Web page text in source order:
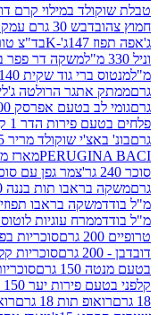
קרם דובדבן 86 גרם
דבש 30 גרם עמק חפר
טרולי
בד"צ טורינו טנטיישן
משקה דר פפר בקבוק 450מ"ל
גוד שקית 140 גרם
הרולטה ג'לי ענק 90 גרם
אפרסק 500 גרם
לקריץ
הדר 1 ק"ג
שוקולד מריר 175ג'
מארז מרציפן ללא
תות בננה 300 מ"ל בודד
בראבו תפוזים 300 מ"ל בודד
עוגיות לוטוס קרמל 400 גרם
סוכריות בפחית פרות יער -
סוכריות קלפני בטעם פירות
סוכריות קלפני בטעם
יער 150 גרם
ריטר חלב
תות 18 גרם
רואופ פטל 18 גרם